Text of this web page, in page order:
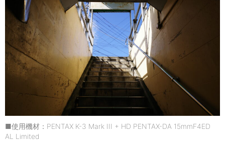
■使用機材：PENTAX K-3 Mark III + HD PENTAX-DA 15mmF4ED
AL Limited